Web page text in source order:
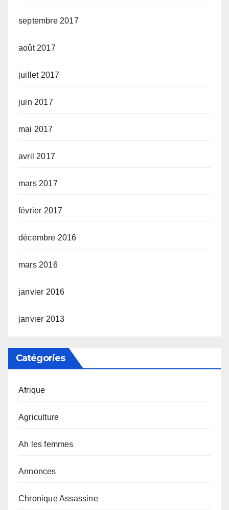
septembre 2017
août 2017
juillet 2017
juin 2017
mai 2017
avril 2017
mars 2017
février 2017
décembre 2016
mars 2016
janvier 2016
janvier 2013
Catégories
Afrique
Agriculture
Ah les femmes
Annonces
Chronique Assassine